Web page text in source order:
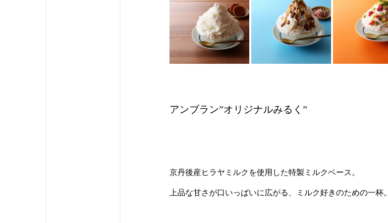
アンブラン”オリジナルみるく”
京丹後産ヒラヤミルクを使用した特製ミルクベース。
上品な甘さが口いっぱいに広がる、ミルク好きのための一杯。